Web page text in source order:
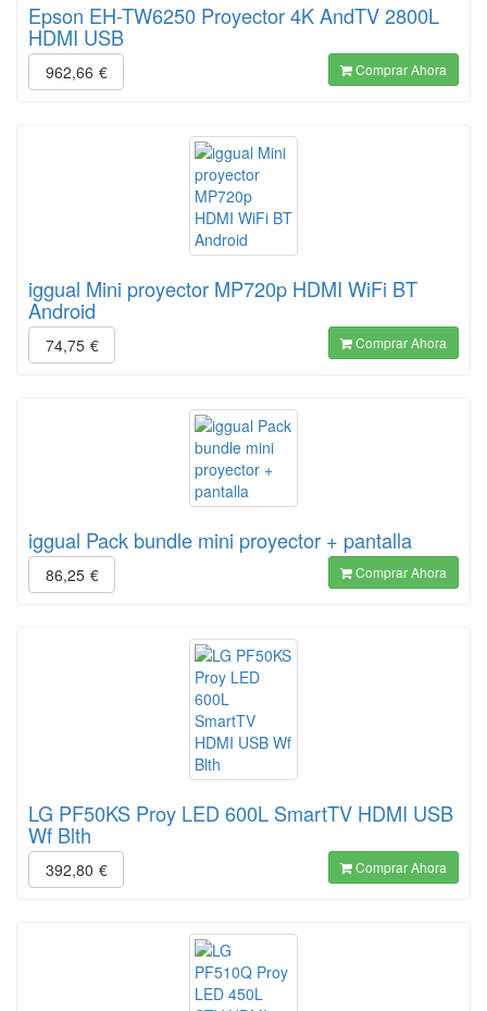
Epson EH-TW6250 Proyector 4K AndTV 2800L
HDMI USB
962,66 € Comprar Ahora
iggual Mini proyector MP720p HDMI WiFi BT
Android
74,75 € Comprar Ahora
iggual Pack bundle mini proyector + pantalla
86,25 € Comprar Ahora
LG PF50KS Proy LED 600L SmartTV HDMI USB
Wf Blth
392,80 € Comprar Ahora